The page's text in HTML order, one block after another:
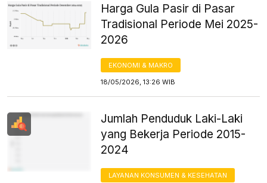
Harga Gula Pasir di Pasar
Tradisional Periode Mei 2025-
2026
EKONOMI & MAKRO
18/05/2026, 13:26 WIB
Jumlah Penduduk Laki-Laki
yang Bekerja Periode 2015-
2024
LAYANAN KONSUMEN & KESEHATAN